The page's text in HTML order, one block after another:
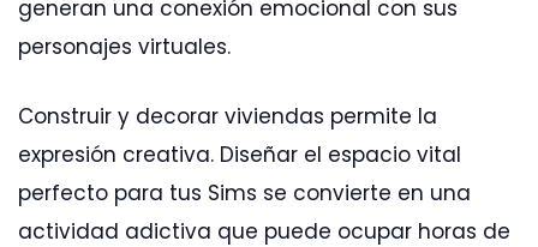
generan una conexión emocional con sus
personajes virtuales.
Construir y decorar viviendas permite la
expresión creativa. Diseñar el espacio vital
perfecto para tus Sims se convierte en una
actividad adictiva que puede ocupar horas de